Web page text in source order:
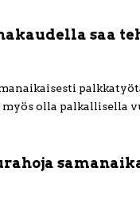
saa
olla palkallisella